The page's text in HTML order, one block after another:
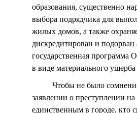
образования, существенно
выбора подрядчика для
жилых домов, а также
дискредитирован и подорван
государственная программа
в виде материального
Чтобы не было сомнений в
заявлении о преступлении
единственным в городе, кто